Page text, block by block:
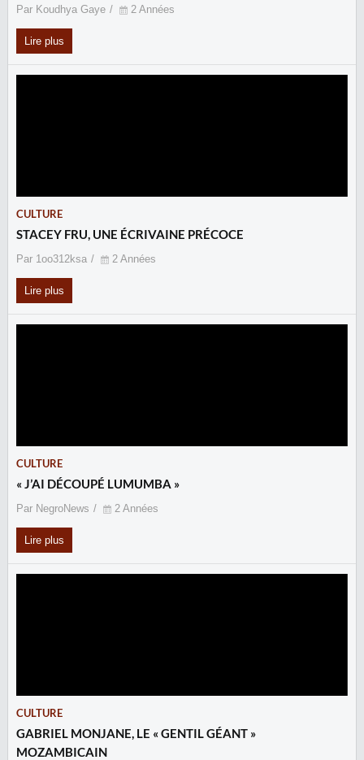
Par Koudhya Gaye 2 Années
Lire plus
CULTURE
STACEY FRU, UNE ÉCRIVAINE PRÉCOCE
Par 1oo312ksa 2 Années
Lire plus
CULTURE
« J’AI DÉCOUPÉ LUMUMBA »
Par NegroNews 2 Années
Lire plus
CULTURE
GABRIEL MONJANE, LE « GENTIL GÉANT »
MOZAMBICAIN